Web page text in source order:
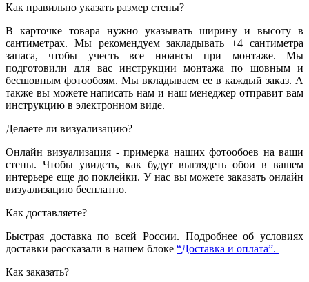
Как правильно указать размер стены?
В карточке товара нужно указывать ширину и высоту в
сантиметрах. Мы рекомендуем закладывать +4 сантиметра
запаса, чтобы учесть все нюансы при монтаже. Мы
подготовили для вас инструкции монтажа по шовным и
бесшовным фотообоям. Мы вкладываем ее в каждый заказ. А
также вы можете написать нам и наш менеджер отправит вам
инструкцию в электронном виде.
Делаете ли визуализацию?
Онлайн визуализация - примерка наших фотообоев на ваши
стены. Чтобы увидеть, как будут выглядеть обои в вашем
интерьере еще до поклейки. У нас вы можете заказать онлайн
визуализацию бесплатно.
Как доставляете?
Быстрая доставка по всей России. Подробнее об условиях
доставки рассказали в нашем блоке “Доставка и оплата”.
Как заказать?